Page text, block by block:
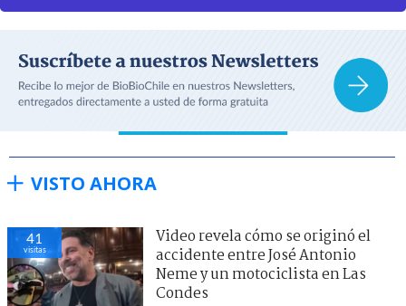
VISTO AHORA
41
visitas
Video revela cómo se originó el
accidente entre José Antonio
Neme y un motociclista en Las
Condes